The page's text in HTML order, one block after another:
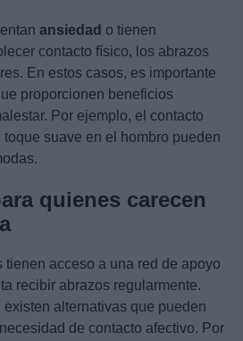
ansiedad o tienen
contacto físico, los abrazos
En estos casos, es importante
proporcionen beneficios
Por ejemplo, el contacto
suave en el hombro pueden
quienes carecen
tienen acceso a una red de apoyo
recibir abrazos regularmente.
alternativas que pueden
de contacto afectivo. Por